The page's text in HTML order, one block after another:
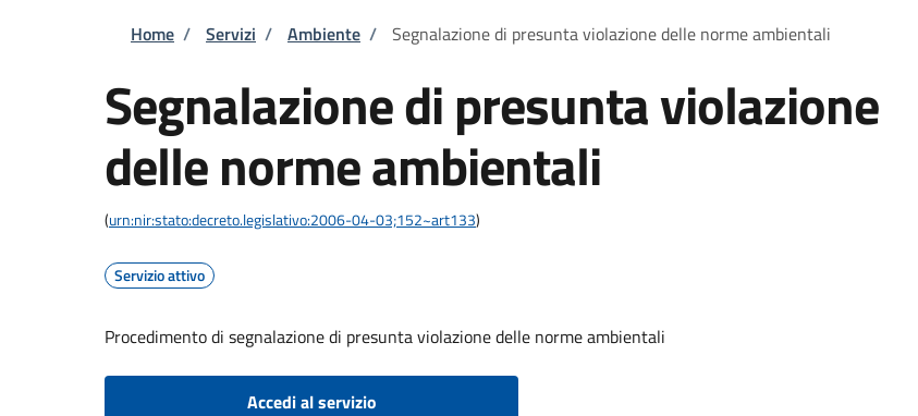
Briciole di pane
Home / Servizi / Ambiente / Segnalazione di presunta violazione delle norme ambientali
Segnalazione di presunta violazione
delle norme ambientali
(urn:nir:stato:decreto.legislativo:2006-04-03;152~art133)
Servizio attivo
Procedimento di segnalazione di presunta violazione delle norme ambientali
Accedi al servizio